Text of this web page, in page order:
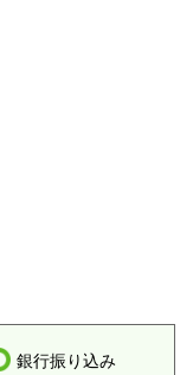
銀行振り込み